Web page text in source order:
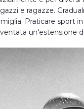
e ragazze.
Praticare sport
un'estensione